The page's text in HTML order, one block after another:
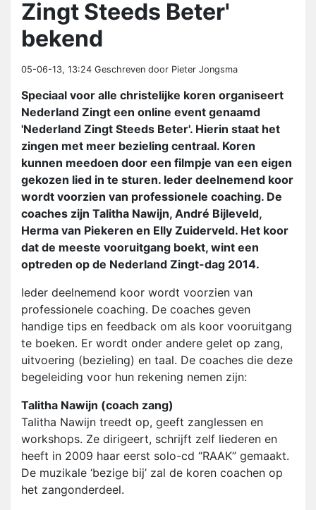
Zingt Steeds Beter'
bekend
05-06-13, 13:24 Geschreven door Pieter Jongsma
Speciaal voor alle christelijke koren organiseert
Nederland Zingt een online event genaamd
'Nederland Zingt Steeds Beter'. Hierin staat het
zingen met meer bezieling centraal. Koren
kunnen meedoen door een filmpje van een eigen
gekozen lied in te sturen. Ieder deelnemend koor
wordt voorzien van professionele coaching. De
coaches zijn Talitha Nawijn, André Bijleveld,
Herma van Piekeren en Elly Zuiderveld. Het koor
dat de meeste vooruitgang boekt, wint een
optreden op de Nederland Zingt-dag 2014.
Ieder deelnemend koor wordt voorzien van
professionele coaching. De coaches geven
handige tips en feedback om als koor vooruitgang
te boeken. Er wordt onder andere gelet op zang,
uitvoering (bezieling) en taal. De coaches die deze
begeleiding voor hun rekening nemen zijn:
Talitha Nawijn (coach zang)
Talitha Nawijn treedt op, geeft zanglessen en
workshops. Ze dirigeert, schrijft zelf liederen en
heeft in 2009 haar eerst solo-cd “RAAK” gemaakt.
De muzikale ‘bezige bij’ zal de koren coachen op
het zangonderdeel.